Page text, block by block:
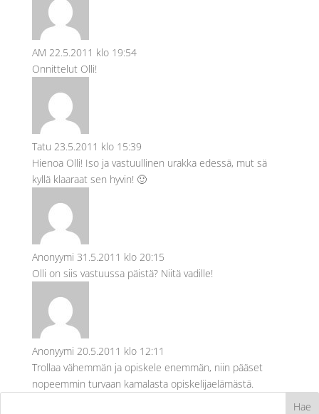
AM 22.5.2011 klo 19:54
Onnittelut Olli!
Tatu 23.5.2011 klo 15:39
Hienoa Olli! Iso ja vastuullinen urakka edessä, mut sä
kyllä klaaraat sen hyvin! 🙂
Anonyymi 31.5.2011 klo 20:15
Olli on siis vastuussa päistä? Niitä vadille!
Anonyymi 20.5.2011 klo 12:11
Trollaa vähemmän ja opiskele enemmän, niin pääset
nopeemmin turvaan kamalasta opiskelijaelämästä.